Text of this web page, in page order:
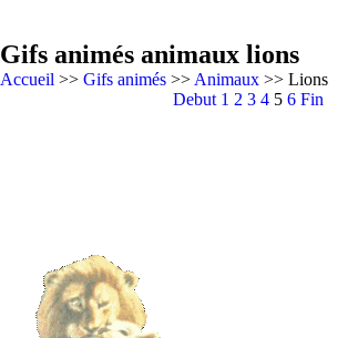
Gifs animés animaux lions
Accueil >> Gifs animés >> Animaux >> Lions
Debut 1 2 3 4 5 6 Fin